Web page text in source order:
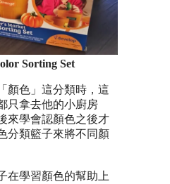
Sorting Set
顏色」這分類時，這
只拿去他的小廚房
來學會認顏色之後才
分類籃子來將不同顏
在學習顏色的幫助上